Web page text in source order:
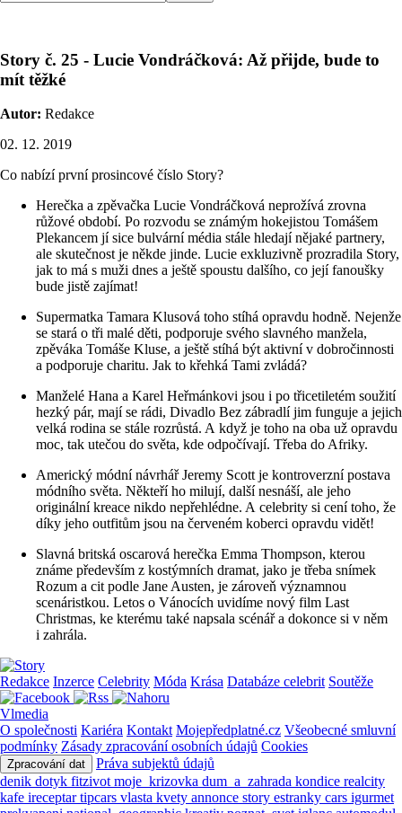
Story č. 25 - Lucie Vondráčková: Až přijde, bude to
mít těžké
Autor: Redakce
02. 12. 2019
Co nabízí první prosincové číslo Story?
Herečka a zpěvačka Lucie Vondráčková neprožívá zrovna
růžové období. Po rozvodu se známým hokejistou Tomášem
Plekancem jí sice bulvární média stále hledají nějaké partnery,
ale skutečnost je někde jinde. Lucie exkluzivně prozradila Story,
jak to má s muži dnes a ještě spoustu dalšího, co její fanoušky
bude jistě zajímat!
Supermatka Tamara Klusová toho stíhá opravdu hodně. Nejenže
se stará o tři malé děti, podporuje svého slavného manžela,
zpěváka Tomáše Kluse, a ještě stíhá být aktivní v dobročinnosti
a podporuje charitu. Jak to křehká Tami zvládá?
Manželé Hana a Karel Heřmánkovi jsou i po třicetiletém soužití
hezký pár, mají se rádi, Divadlo Bez zábradlí jim funguje a jejich
velká rodina se stále rozrůstá. A když je toho na oba už opravdu
moc, tak utečou do světa, kde odpočívají. Třeba do Afriky.
Americký módní návrhář Jeremy Scott je kontroverzní postava
módního světa. Někteří ho milují, další nesnáší, ale jeho
originální kreace nikdo nepřehlédne. A celebrity si cení toho, že
díky jeho outfitům jsou na červeném koberci opravdu vidět!
Slavná britská oscarová herečka Emma Thompson, kterou
známe především z kostýmních dramat, jako je třeba snímek
Rozum a cit podle Jane Austen, je zároveň významnou
scenáristkou. Letos o Vánocích uvidíme nový film Last
Christmas, ke kterému také napsala scénář a dokonce si v něm
i zahrála.
Redakce Inzerce Celebrity Móda Krása Databáze celebrit Soutěže
Vlmedia
O společnosti Kariéra Kontakt Mojepředplatné.cz Všeobecné smluvní
podmínky Zásady zpracování osobních údajů Cookies
Zpracování dat
Práva subjektů údajů
denik dotyk fitzivot moje_krizovka dum_a_zahrada kondice realcity
kafe ireceptartipcars vlasta kvety annonce story estranky cars igurmet